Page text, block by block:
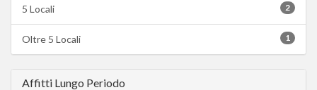
2
5 Locali
1
Oltre 5 Locali
Affitti Lungo Periodo